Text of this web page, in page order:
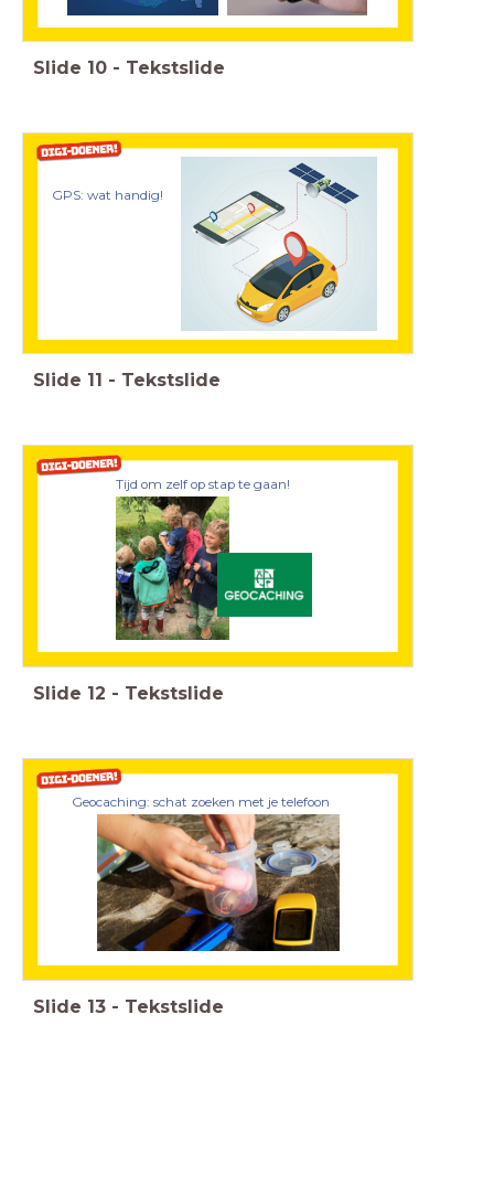
Slide 10 - Tekstslide
GPS: wat handig!
Slide 11 - Tekstslide
Tijd om zelf op stap te gaan!
Slide 12 - Tekstslide
Geocaching: schat zoeken met je telefoon
Slide 13 - Tekstslide